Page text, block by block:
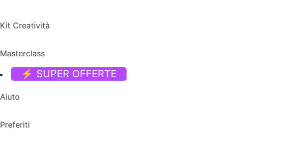
Kit Creatività
Masterclass
⚡ SUPER OFFERTE
Aiuto
Preferiti